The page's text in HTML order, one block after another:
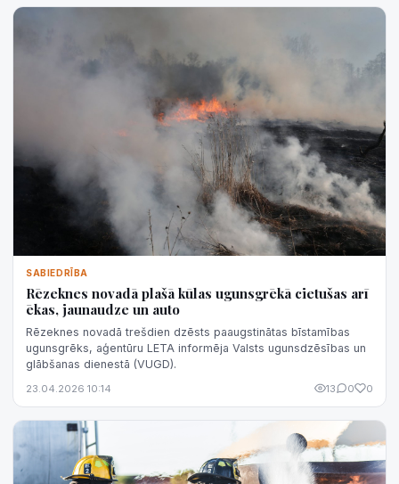
SABIEDRĪBA
Rēzeknes novadā plašā kūlas ugunsgrēkā cietušas arī
ēkas, jaunaudze un auto
Rēzeknes novadā trešdien dzēsts paaugstinātas bīstamības
ugunsgrēks, aģentūru LETA informēja Valsts ugunsdzēsības un
glābšanas dienestā (VUGD).
23.04.2026 10:14 13 0 0